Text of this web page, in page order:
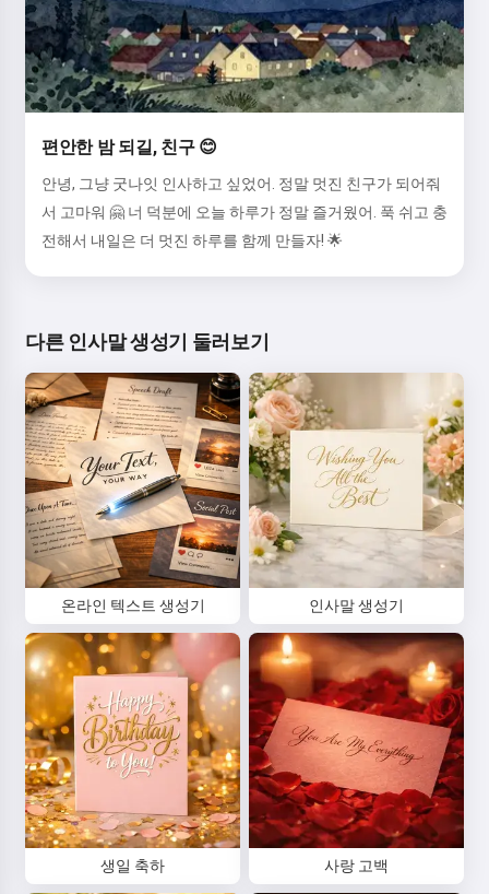
편안한 밤 되길, 친구 😊
안녕, 그냥 굿나잇 인사하고 싶었어. 정말 멋진 친구가 되어줘
서 고마워 🤗 너 덕분에 오늘 하루가 정말 즐거웠어. 푹 쉬고 충
전해서 내일은 더 멋진 하루를 함께 만들자! 🌟
다른 인사말 생성기 둘러보기
온라인 텍스트 생성기 인사말 생성기
생일 축하 사랑 고백